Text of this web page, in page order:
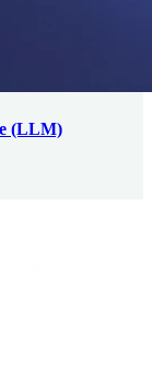
(LLM)